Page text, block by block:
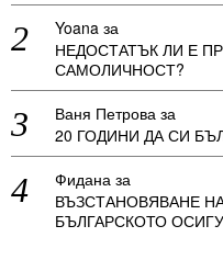
Yoana за
НЕДОСТАТЪК ЛИ Е
САМОЛИЧНОСТ?
Ваня Петрова за
20 ГОДИНИ ДА СИ
Фидана за
ВЪЗСТАНОВЯВАНЕ
БЪЛГАРСКОТО